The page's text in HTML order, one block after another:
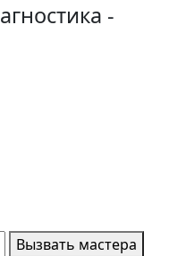
-
Вызвать мастера